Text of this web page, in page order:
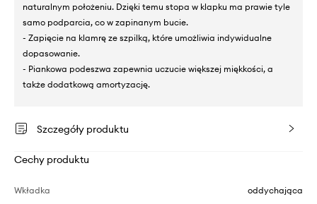
naturalnym położeniu. Dzięki temu stopa w klapku ma prawie tyle
samo podparcia, co w zapinanym bucie.
- Zapięcie na klamrę ze szpilką, które umożliwia indywidualne
dopasowanie.
- Piankowa podeszwa zapewnia uczucie większej miękkości, a
także dodatkową amortyzację.
Szczegóły produktu
Cechy produktu
Wkładka oddychająca